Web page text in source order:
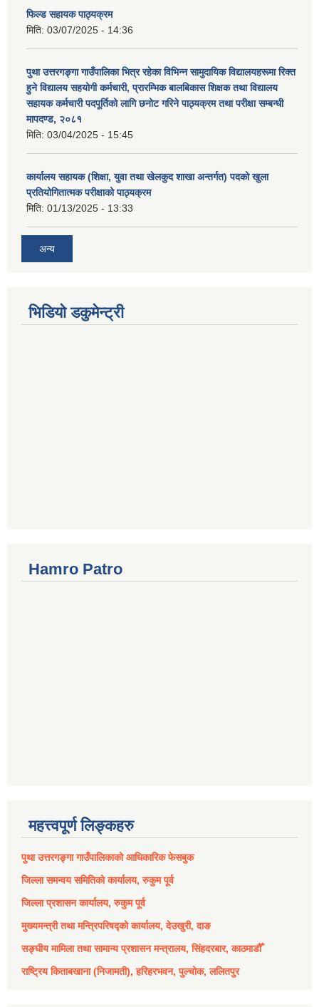
फिल्ड सहायक पाठ्यक्रम
मिति: 03/07/2025 - 14:36
पुथा उत्तरगङ्गा गाउँपालिका भित्र रहेका विभिन्न सामुदायिक विद्यालयहरूमा रिक्त
हुने विद्यालय सहयोगी कर्मचारी, प्रारम्भिक बालबिकास शिक्षक तथा विद्यालय
सहायक कर्मचारी पदपूर्तिको लागि छनोट गरिने पाठ्यक्रम तथा परीक्षा सम्बन्धी
मापदण्ड, २०८१
मिति: 03/04/2025 - 15:45
कार्यालय सहायक (शिक्षा, युवा तथा खेलकुद शाखा अन्तर्गत) पदको खुला
प्रतियोगितात्मक परीक्षाको पाठ्यक्रम
मिति: 01/13/2025 - 13:33
अन्य
भिडियो डकुमेन्ट्री
Hamro Patro
महत्त्वपूर्ण लिङ्कहरु
पुथा उत्तरगङ्गा गाउँपालिकाको आधिकारिक फेसबुक
जिल्ला समन्वय समितिको कार्यालय, रुकुम पूर्व
जिल्ला प्रशासन कार्यालय, रुकुम पूर्व
मुख्यमन्त्री तथा मन्त्रिपरिषद्को कार्यालय, देउखुरी, दाङ
सङ्घीय मामिला तथा सामान्य प्रशासन मन्त्रालय, सिंहदरबार, काठमाडौँ
राष्ट्रिय किताबखाना (निजामती), हरिहरभवन, पुल्चोक, ललितपुर